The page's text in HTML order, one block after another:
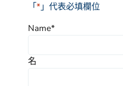
「*」代表必填欄位
Name*
名